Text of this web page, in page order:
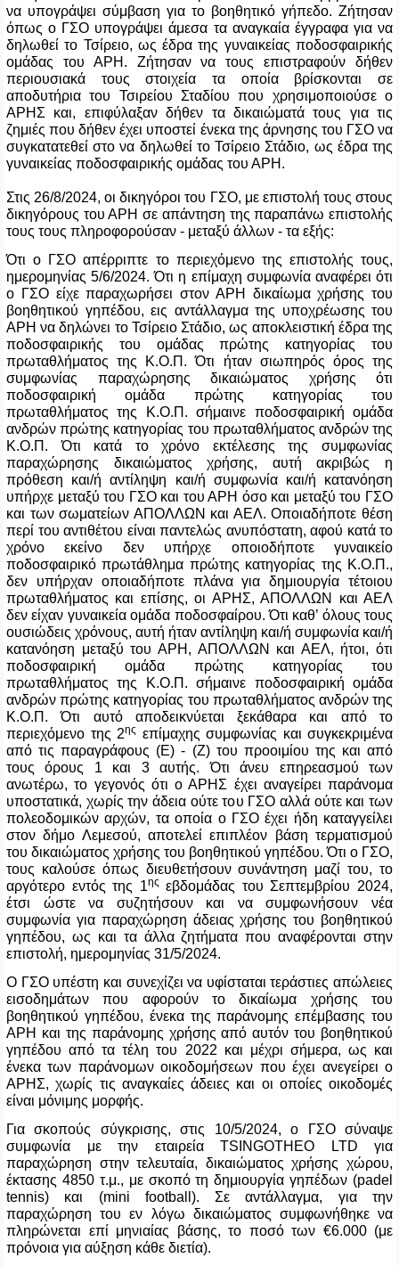
να υπογράψει σύμβαση για το βοηθητικό γήπεδο. Ζήτησαν
όπως ο ΓΣΟ υπογράψει άμεσα τα αναγκαία έγγραφα για να
δηλωθεί το Τσίρειο, ως έδρα της γυναικείας ποδοσφαιρικής
ομάδας του ΑΡΗ. Ζήτησαν να τους επιστραφούν δήθεν
περιουσιακά τους στοιχεία τα οποία βρίσκονται σε
αποδυτήρια του Τσιρείου Σταδίου που χρησιμοποιούσε ο
ΑΡΗΣ και, επιφύλαξαν δήθεν τα δικαιώματά τους για τις
ζημιές που δήθεν έχει υποστεί ένεκα της άρνησης του ΓΣΟ να
συγκατατεθεί στο να δηλωθεί το Τσίρειο Στάδιο, ως έδρα της
γυναικείας ποδοσφαιρικής ομάδας του ΑΡΗ.
Στις 26/8/2024, οι δικηγόροι του ΓΣΟ, με επιστολή τους στους
δικηγόρους του ΑΡΗ σε απάντηση της παραπάνω επιστολής
τους τους πληροφορούσαν - μεταξύ άλλων - τα εξής:
Ότι ο ΓΣΟ απέρριπτε το περιεχόμενο της επιστολής τους,
ημερομηνίας 5/6/2024. Ότι η επίμαχη συμφωνία αναφέρει ότι
ο ΓΣΟ είχε παραχωρήσει στον ΑΡΗ δικαίωμα χρήσης του
βοηθητικού γηπέδου, εις αντάλλαγμα της υποχρέωσης του
ΑΡΗ να δηλώνει το Τσίρειο Στάδιο, ως αποκλειστική έδρα της
ποδοσφαιρικής του ομάδας πρώτης κατηγορίας του
πρωταθλήματος της Κ.Ο.Π. Ότι ήταν σιωπηρός όρος της
συμφωνίας παραχώρησης δικαιώματος χρήσης ότι
ποδοσφαιρική ομάδα πρώτης κατηγορίας του
πρωταθλήματος της Κ.Ο.Π. σήμαινε ποδοσφαιρική ομάδα
ανδρών πρώτης κατηγορίας του πρωταθλήματος ανδρών της
Κ.Ο.Π. Ότι κατά το χρόνο εκτέλεσης της συμφωνίας
παραχώρησης δικαιώματος χρήσης, αυτή ακριβώς η
πρόθεση και/ή αντίληψη και/ή συμφωνία και/ή κατανόηση
υπήρχε μεταξύ του ΓΣΟ και του ΑΡΗ όσο και μεταξύ του ΓΣΟ
και των σωματείων ΑΠΟΛΛΩΝ και ΑΕΛ. Οποιαδήποτε θέση
περί του αντιθέτου είναι παντελώς ανυπόστατη, αφού κατά το
χρόνο εκείνο δεν υπήρχε οποιοδήποτε γυναικείο
ποδοσφαιρικό πρωτάθλημα πρώτης κατηγορίας της Κ.Ο.Π.,
δεν υπήρχαν οποιαδήποτε πλάνα για δημιουργία τέτοιου
πρωταθλήματος και επίσης, οι ΑΡΗΣ, ΑΠΟΛΛΩΝ και ΑΕΛ
δεν είχαν γυναικεία ομάδα ποδοσφαίρου. Ότι καθ’ όλους τους
ουσιώδεις χρόνους, αυτή ήταν αντίληψη και/ή συμφωνία και/ή
κατανόηση μεταξύ του ΑΡΗ, ΑΠΟΛΛΩΝ και ΑΕΛ, ήτοι, ότι
ποδοσφαιρική ομάδα πρώτης κατηγορίας του
πρωταθλήματος της Κ.Ο.Π. σήμαινε ποδοσφαιρική ομάδα
ανδρών πρώτης κατηγορίας του πρωταθλήματος ανδρών της
Κ.Ο.Π. Ότι αυτό αποδεικνύεται ξεκάθαρα και από το
περιεχόμενο της 2ης επίμαχης συμφωνίας και συγκεκριμένα
από τις παραγράφους (Ε) - (Ζ) του προοιμίου της και από
τους όρους 1 και 3 αυτής. Ότι άνευ επηρεασμού των
ανωτέρω, το γεγονός ότι ο ΑΡΗΣ έχει αναγείρει παράνομα
υποστατικά, χωρίς την άδεια ούτε του ΓΣΟ αλλά ούτε και των
πολεοδομικών αρχών, τα οποία ο ΓΣΟ έχει ήδη καταγγείλει
στον δήμο Λεμεσού, αποτελεί επιπλέον βάση τερματισμού
του δικαιώματος χρήσης του βοηθητικού γηπέδου. Ότι ο ΓΣΟ,
τους καλούσε όπως διευθετήσουν συνάντηση μαζί του, το
αργότερο εντός της 1ηςεβδομάδας του Σεπτεμβρίου 2024,
έτσι ώστε να συζητήσουν και να συμφωνήσουν νέα
συμφωνία για παραχώρηση άδειας χρήσης του βοηθητικού
γηπέδου, ως και τα άλλα ζητήματα που αναφέρονται στην
επιστολή, ημερομηνίας 31/5/2024.
Ο ΓΣΟ υπέστη και συνεχίζει να υφίσταται τεράστιες απώλειες
εισοδημάτων που αφορούν το δικαίωμα χρήσης του
βοηθητικού γηπέδου, ένεκα της παράνομης επέμβασης του
ΑΡΗ και της παράνομης χρήσης από αυτόν του βοηθητικού
γηπέδου από τα τέλη του 2022 και μέχρι σήμερα, ως και
ένεκα των παράνομων οικοδομήσεων που έχει ανεγείρει ο
ΑΡΗΣ, χωρίς τις αναγκαίες άδειες και οι οποίες οικοδομές
είναι μόνιμης μορφής.
Για σκοπούς σύγκρισης, στις 10/5/2024, ο ΓΣΟ σύναψε
συμφωνία με την εταιρεία TSINGOTHEO LTD για
παραχώρηση στην τελευταία, δικαιώματος χρήσης χώρου,
έκτασης 4850 τ.μ., με σκοπό τη δημιουργία γηπέδων (padel
tennis) και (mini football ). Σε αντάλλαγμα, για την
παραχώρηση του εν λόγω δικαιώματος συμφωνήθηκε να
πληρώνεται επί μηνιαίας βάσης, το ποσό των €6.000 (με
πρόνοια για αύξηση κάθε διετία).